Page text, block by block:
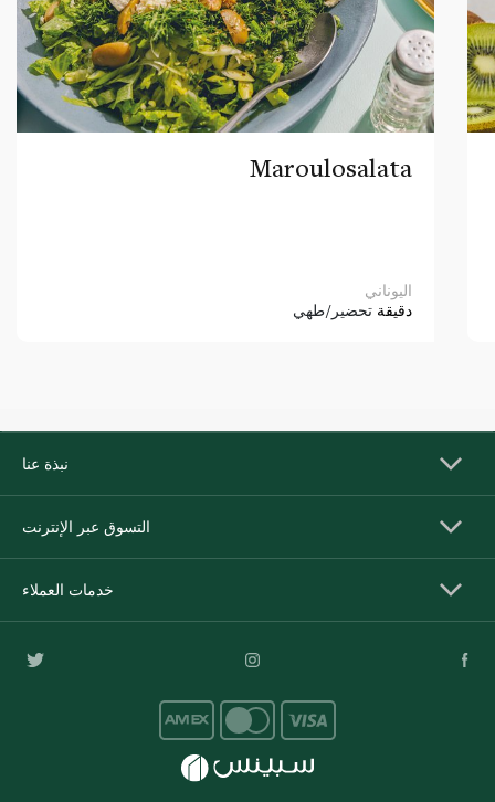
Maroulosalata
اليوناني
دقيقة تحضير/طهي
نبذة عنا
التسوق عبر الإنترنت
خدمات العملاء